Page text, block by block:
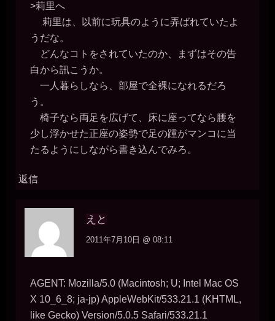
>莉里へ
莉里は、以前に玩具のように弄ばれていたよ
うだな。
どんなコトをされていたのか、まずはその告
白から訊こうか。
一人暮らしなら、部屋で全裸になれるだろ
う。
椅子なら両足を広げて、床に座ってなら腰を
少し浮かせた正座の姿勢で足の踵がマンコに当
たるようにしながら書き込んでみろ。
返信
えと
2011年7月10日 @ 08:11
AGENT: Mozilla/5.0 (Macintosh; U; Intel Mac OS
X 10_6_8; ja-jp) AppleWebKit/533.21.1 (KHTML,
like Gecko) Version/5.0.5 Safari/533.21.1